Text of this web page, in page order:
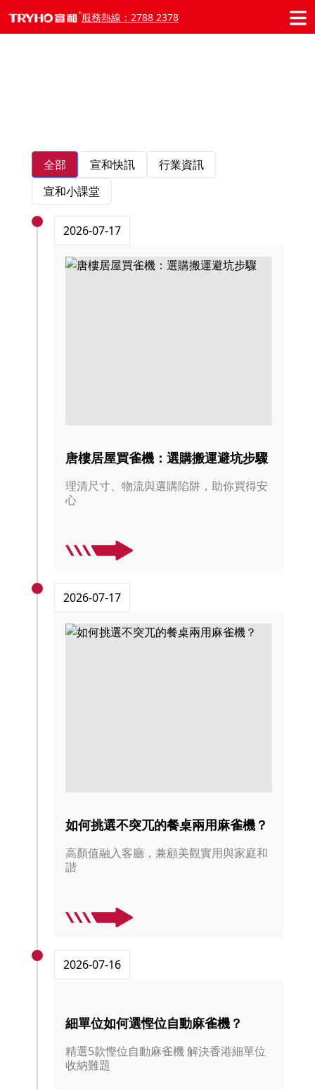
服務熱線：2788 2378
全部 宣和快訊
行業資訊
宣和小課堂
2026-07-17
唐樓居屋買雀機：選購搬運避坑步驟
理清尺寸、物流與選購陷阱，助你買得安
心
2026-07-17
如何挑選不突兀的餐桌兩用麻雀機？
高顏值融入客廳，兼顧美觀實用與家庭和
諧
2026-07-16
細單位如何選慳位自動麻雀機？
精選5款慳位自動麻雀機 解決香港細單位
收納難題